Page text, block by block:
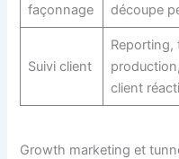
façonnage découpe
Suivi client
Reporting,
client
Growth marketing et